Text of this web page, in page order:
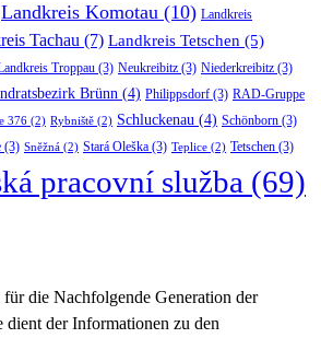
Landkreis Komotau (10) Landkreis
Tachau (7) Landkreis Tetschen (5)
Troppau (3) Neukreibitz (3) Niederkreibitz (3)
Brünn (4) Philippsdorf (3) RAD-Gruppe
376 (2) Rybniště (2) Schluckenau (4) Schönborn (3)
(3) Sněžná (2) Stará Oleška (3) Teplice (2) Tetschen (3)
pracovní služba (69)
die Nachfolgende Generation der
dient der Informationen zu den